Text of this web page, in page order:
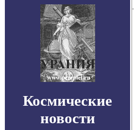
Космические
новости